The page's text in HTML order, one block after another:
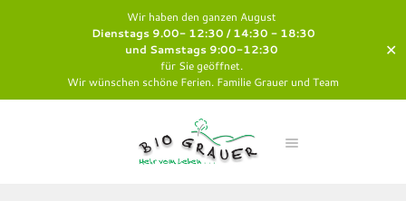
Wir haben den ganzen August
Dienstags 9.00- 12:30 / 14:30 - 18:30
und Samstags 9:00-12:30
für Sie geöffnet.
Wir wünschen schöne Ferien. Familie Grauer und Team
✕